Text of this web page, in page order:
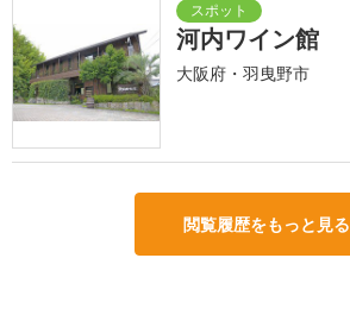
河内ワイン館
大阪府・羽曳野市
閲覧履歴をもっと見る